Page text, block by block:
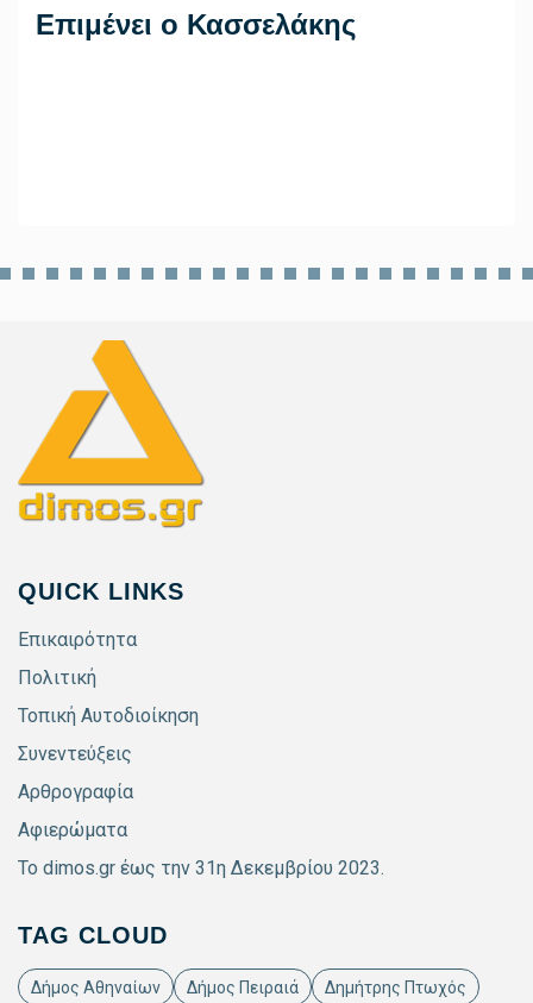
Επιμένει ο Κασσελάκης
QUICK LINKS
Επικαιρότητα
Πολιτική
Τοπική Αυτοδιοίκηση
Συνεντεύξεις
Αρθρογραφία
Αφιερώματα
Το dimos.gr έως την 31η Δεκεμβρίου 2023.
TAG CLOUD
Δήμος Αθηναίων Δήμος Πειραιά
Δημήτρης Πτωχός